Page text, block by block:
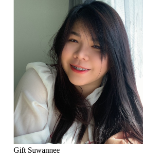
Gift Suwannee